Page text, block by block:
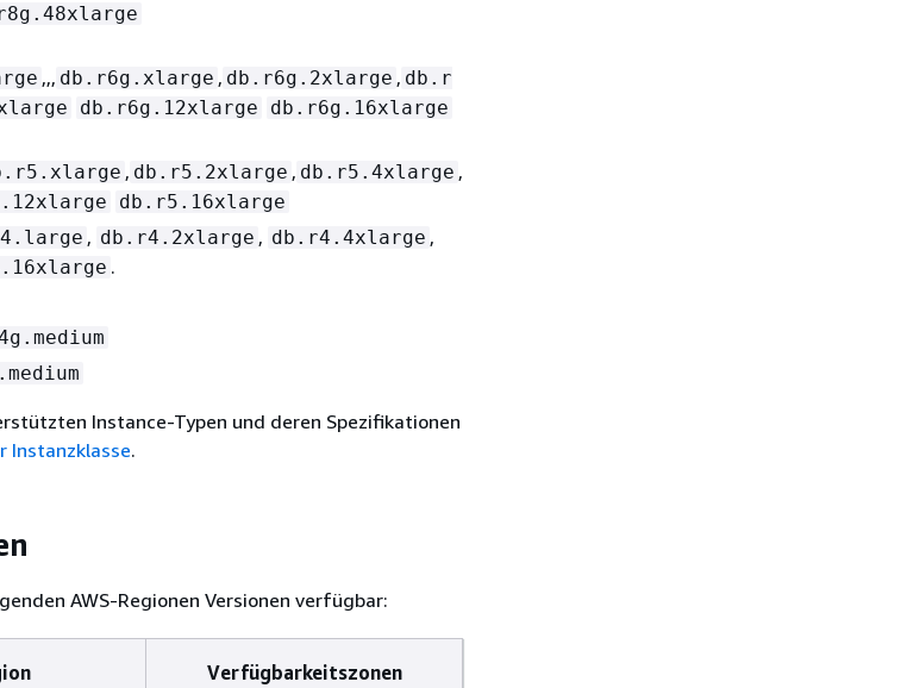
,,, db.r6g.xlarge , db.r6g.2xlarge , db.r
db.r6g.12xlarge db.r6g.16xlarge
, db.r5.2xlarge , db.r5.4xlarge ,
db.r5.16xlarge
, db.r4.2xlarge , db.r4.4xlarge ,
.
Instance-Typen und deren Spezifikationen
Instanzklasse.
AWS-Regionen Versionen verfügbar:
Verfügbarkeitszonen